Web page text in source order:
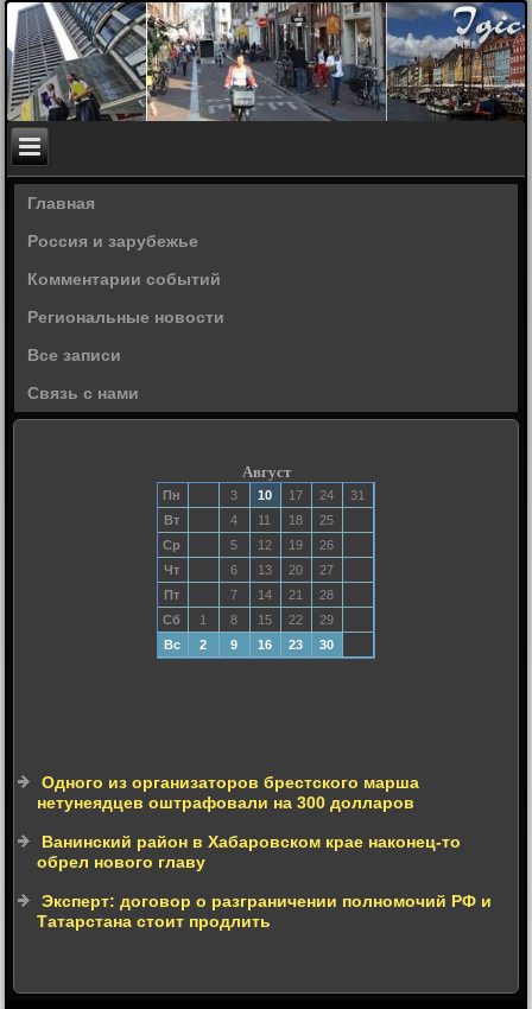
Главная
Россия и зарубежье
Комментарии событий
Региональные новости
Все записи
Связь с нами
Август
Пн 3 10 17 24
31
Вт
4 11 18
25
Ср
5 12 19
26
Чт
6 13 20
27
Пт
7 14 21
28
Сб
1 8 15 22
29
Вс
2 9 16 23 30
Одного из организаторов брестского марша
нетунеядцев оштрафовали на 300 долларов
Ванинский район в Хабаровском крае наконец-то
обрел нового главу
Эксперт: договор о разграничении полномочий РФ и
Татарстана стоит продлить